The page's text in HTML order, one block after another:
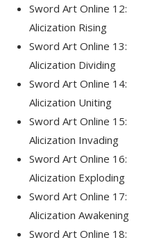
Sword Art Online 12:
Alicization Rising
Sword Art Online 13:
Alicization Dividing
Sword Art Online 14:
Alicization Uniting
Sword Art Online 15:
Alicization Invading
Sword Art Online 16:
Alicization Exploding
Sword Art Online 17:
Alicization Awakening
Sword Art Online 18: